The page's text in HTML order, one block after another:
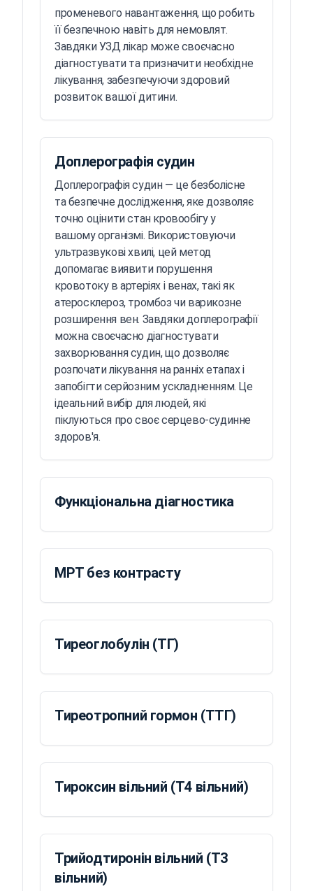
променевого навантаження, що робить
її безпечною навіть для немовлят.
Завдяки УЗД лікар може своєчасно
діагностувати та призначити необхідне
лікування, забезпечуючи здоровий
розвиток вашої дитини.
Доплерографія судин
Доплерографія судин — це безболісне
та безпечне дослідження, яке дозволяє
точно оцінити стан кровообігу у
вашому організмі. Використовуючи
ультразвукові хвилі, цей метод
допомагає виявити порушення
кровотоку в артеріях і венах, такі як
атеросклероз, тромбоз чи варикозне
розширення вен. Завдяки доплерографії
можна своєчасно діагностувати
захворювання судин, що дозволяє
розпочати лікування на ранніх етапах і
запобігти серйозним ускладненням. Це
ідеальний вибір для людей, які
піклуються про своє серцево-судинне
здоров'я.
Функціональна діагностика
МРТ без контрасту
Тиреоглобулін (ТГ)
Тиреотропний гормон (ТТГ)
Тироксин вільний (T4 вільний)
Трийодтиронін вільний (T3
вільний)